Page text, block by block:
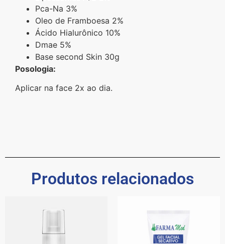
Pca-Na 3%
Oleo de Framboesa 2%
Ácido Hialurônico 10%
Dmae 5%
Base second Skin 30g
Posologia:
Aplicar na face 2x ao dia.
Produtos relacionados